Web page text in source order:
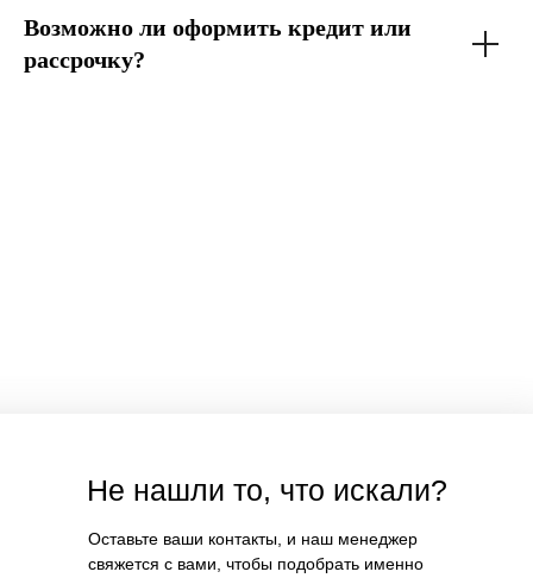
Возможно ли оформить кредит или
рассрочку?
Не нашли то, что искали?
Оставьте ваши контакты, и наш менеджер
свяжется с вами, чтобы подобрать именно